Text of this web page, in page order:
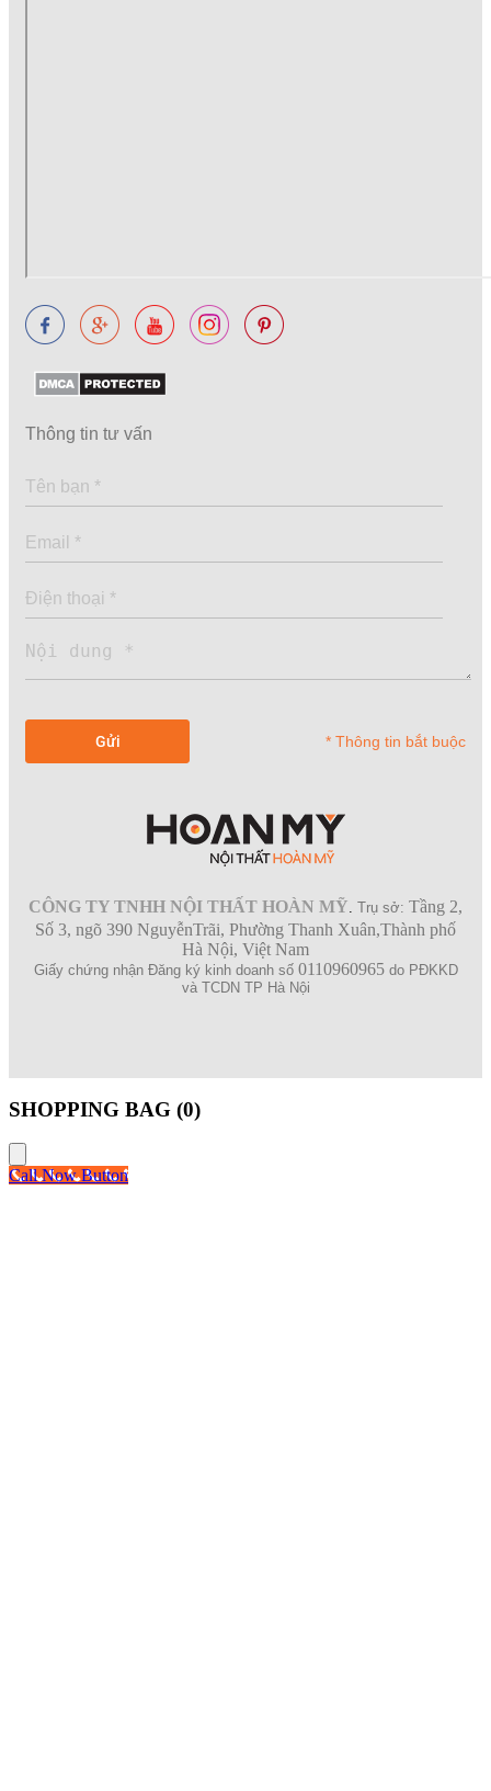
Thông tin tư vấn
* Thông tin bắt buộc
CÔNG TY TNHH NỘI THẤT HOÀN MỸ Trụ sở: Tầng 2,
Số 3, ngõ 390 NguyễnTrãi, Phường Thanh Xuân,Thành phố
Hà Nội, Việt Nam
Giấy chứng nhận Đăng ký kinh doanh số 0110960965do PĐKKD
và TCDN TP Hà Nội
SHOPPING BAG (0)
Call Now Button